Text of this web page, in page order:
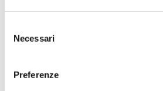
delNecessari
Preferenze
MATERIALE DOWNLOAD